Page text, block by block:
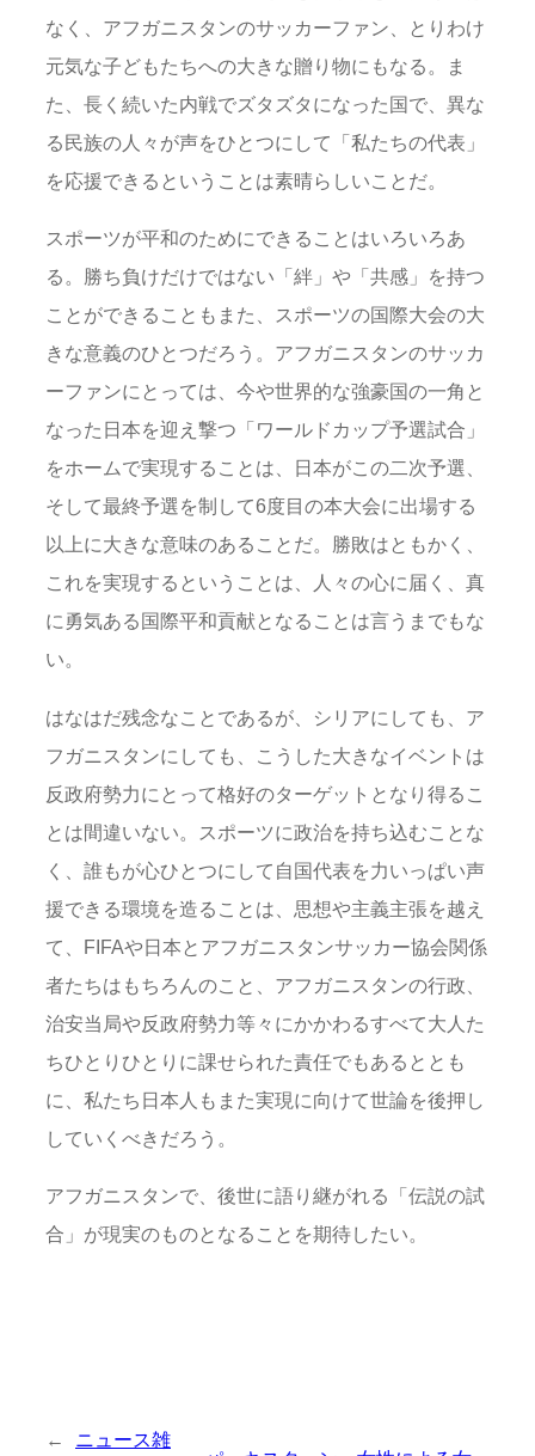
なく、アフガニスタンのサッカーファン、とりわけ
元気な子どもたちへの大きな贈り物にもなる。ま
た、長く続いた内戦でズタズタになった国で、異な
る民族の人々が声をひとつにして「私たちの代表」
を応援できるということは素晴らしいことだ。
スポーツが平和のためにできることはいろいろあ
る。勝ち負けだけではない「絆」や「共感」を持つ
ことができることもまた、スポーツの国際大会の大
きな意義のひとつだろう。アフガニスタンのサッカ
ーファンにとっては、今や世界的な強豪国の一角と
なった日本を迎え撃つ「ワールドカップ予選試合」
をホームで実現することは、日本がこの二次予選、
そして最終予選を制して6度目の本大会に出場する
以上に大きな意味のあることだ。勝敗はともかく、
これを実現するということは、人々の心に届く、真
に勇気ある国際平和貢献となることは言うまでもな
い。
はなはだ残念なことであるが、シリアにしても、ア
フガニスタンにしても、こうした大きなイベントは
反政府勢力にとって格好のターゲットとなり得るこ
とは間違いない。スポーツに政治を持ち込むことな
く、誰もが心ひとつにして自国代表を力いっぱい声
援できる環境を造ることは、思想や主義主張を越え
て、FIFAや日本とアフガニスタンサッカー協会関係
者たちはもちろんのこと、アフガニスタンの行政、
治安当局や反政府勢力等々にかかわるすべて大人た
ちひとりひとりに課せられた責任でもあるととも
に、私たち日本人もまた実現に向けて世論を後押し
していくべきだろう。
アフガニスタンで、後世に語り継がれる「伝説の試
合」が現実のものとなることを期待したい。
←
ニュース雑